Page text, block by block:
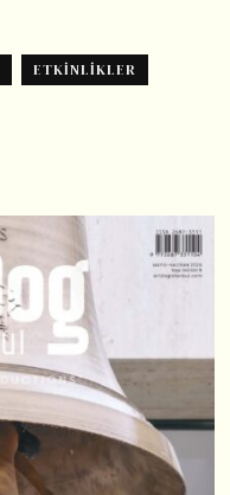
ETKINLIKLER